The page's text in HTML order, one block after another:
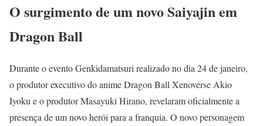
O surgimento de um novo Saiyajin em
Dragon Ball
Durante o evento Genkidamatsuri realizado no dia 24 de janeiro,
o produtor executivo do anime Dragon Ball Xenoverse Akio
Iyoku e o produtor Masayuki Hirano, revelaram oficialmente a
presença de um novo herói para a franquia. O novo personagem